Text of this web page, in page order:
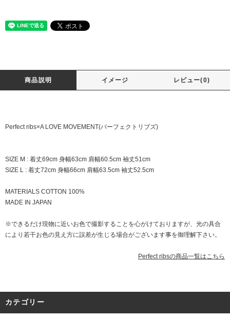
商品説明 イメージ レビュー(0)
Perfect ribs×A LOVE MOVEMENT(パーフェクトリブズ)
SIZE M : 着丈69cm 身幅63cm 肩幅60.5cm 袖丈51cm
SIZE L : 着丈72cm 身幅66cm 肩幅63.5cm 袖丈52.5cm
MATERIALS COTTON 100%
MADE IN JAPAN
※できるだけ現物に近いお色で撮影することを心がけておりますが、光の具合
により若干お色の見え方に誤差が生じる場合がございます事を御理解下さい。
Perfect ribsの商品一覧はこちら
カテゴリー